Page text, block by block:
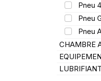
Pneu
Pneu
Pneu
CHAMBRE
LUBRIFIANT